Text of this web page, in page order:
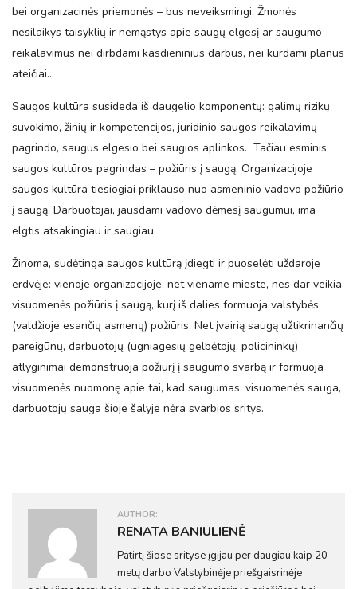
bei organizacinės priemonės – bus neveiksmingi. Žmonės
nesilaikys taisyklių ir nemąstys apie saugų elgesį ar saugumo
reikalavimus nei dirbdami kasdieninius darbus, nei kurdami planus
ateičiai…
Saugos kultūra susideda iš daugelio komponentų: galimų rizikų
suvokimo, žinių ir kompetencijos, juridinio saugos reikalavimų
pagrindo, saugus elgesio bei saugios aplinkos. Tačiau esminis
saugos kultūros pagrindas – požiūris į saugą. Organizacijoje
saugos kultūra tiesiogiai priklauso nuo asmeninio vadovo požiūrio
į saugą. Darbuotojai, jausdami vadovo dėmesį saugumui, ima
elgtis atsakingiau ir saugiau.
Žinoma, sudėtinga saugos kultūrą įdiegti ir puoselėti uždaroje
erdvėje: vienoje organizacijoje, net viename mieste, nes dar veikia
visuomenės požiūris į saugą, kurį iš dalies formuoja valstybės
(valdžioje esančių asmenų) požiūris. Net įvairią saugą užtikrinančių
pareigūnų, darbuotojų (ugniagesių gelbėtojų, policininkų)
atlyginimai demonstruoja požiūrį į saugumo svarbą ir formuoja
visuomenės nuomonę apie tai, kad saugumas, visuomenės sauga,
darbuotojų sauga šioje šalyje nėra svarbios sritys.
AUTHOR:
RENATA BANIULIENĖ
Patirtį šiose srityse įgijau per daugiau kaip 20
metų darbo Valstybinėje priešgaisrinėje